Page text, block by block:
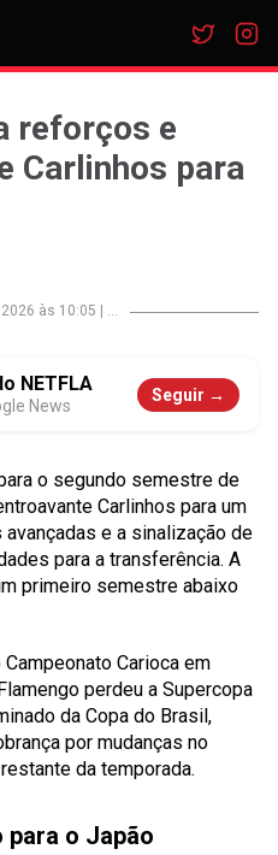
reforços e
Carlinhos para
às 10:05 ...
NETFLA
News
Seguir →
o segundo semestre de
Carlinhos para um
e a sinalização de
para a transferência. A
primeiro semestre abaixo
Carioca em
perdeu a Supercopa
da Copa do Brasil,
por mudanças no
da temporada.
para o Japão